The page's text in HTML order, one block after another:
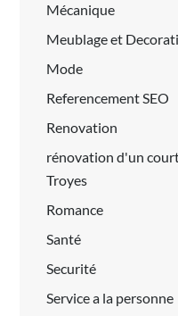
Mécanique
Meublage et
Mode
Referencement SEO
Renovation
rénovation d'un
Troyes
Romance
Santé
Securité
Service a la personne